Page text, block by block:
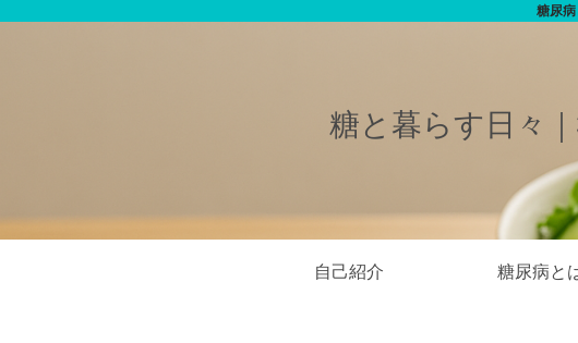
糖尿
糖と暮らす日々
自己紹介 糖尿病と